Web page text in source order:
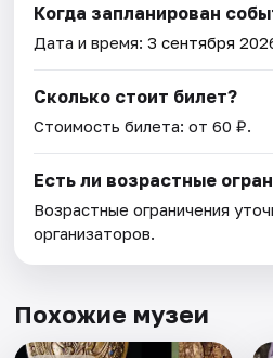
Когда запланирован
Дата и время:3 сентября
Сколько стоит билет?
Стоимость билета: от 60 ₽.
Есть ли возрастные
Возрастные ограничения
организаторов.
Похожие музеи